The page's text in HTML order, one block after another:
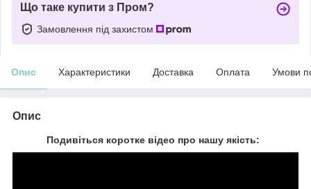
Що таке купити з Пром?
Замовлення під захистом
Опис Характеристики Доставка Оплата Умови
Опис
Подивіться коротке відео про нашу якість: